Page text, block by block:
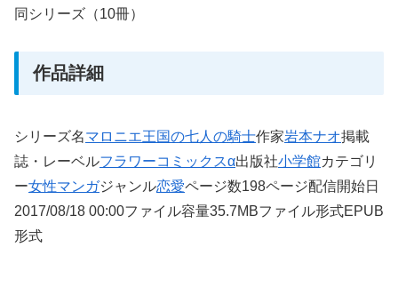
同シリーズ（10冊）
作品詳細
シリーズ名マロニエ王国の七人の騎士作家岩本ナオ掲載
誌・レーベルフラワーコミックスα出版社小学館カテゴリ
ー女性マンガジャンル恋愛ページ数198ページ配信開始日
2017/08/18 00:00ファイル容量35.7MBファイル形式EPUB
形式